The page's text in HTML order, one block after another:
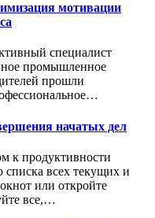
мотивации
специалист
промышленное
прошли
начатых дел
к продуктивности
списка всех текущих и
или откройте
все,…